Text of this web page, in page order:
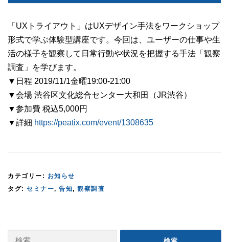
「UXトライアウト」はUXデザイン手法をワークショップ
形式で学ぶ体験型講座です。今回は、ユーザーの仕事や生
活の様子を観察して日常行動や状況を把握する手法「観察
調査」を学びます。
▼日程 2019/11/1金曜19:00-21:00
▼会場 渋谷区文化総合センター大和田（JR渋谷）
▼参加費 税込5,000円
▼詳細 https://peatix.com/event/1308635
カテゴリー: お知らせ
タグ: セミナー, 告知, 観察調査